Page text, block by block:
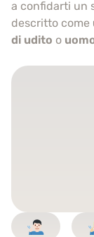
a confidarti un
descritto come
di udito o